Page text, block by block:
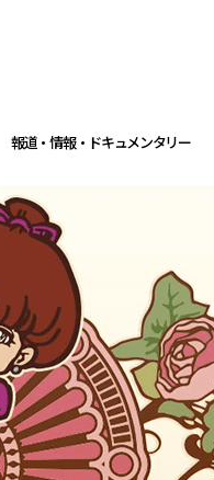
報道・情報・ドキュメンタリー